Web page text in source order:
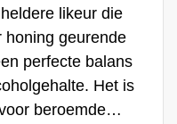
likeur die
honing geurende
perfecte balans
Het is
beroemde